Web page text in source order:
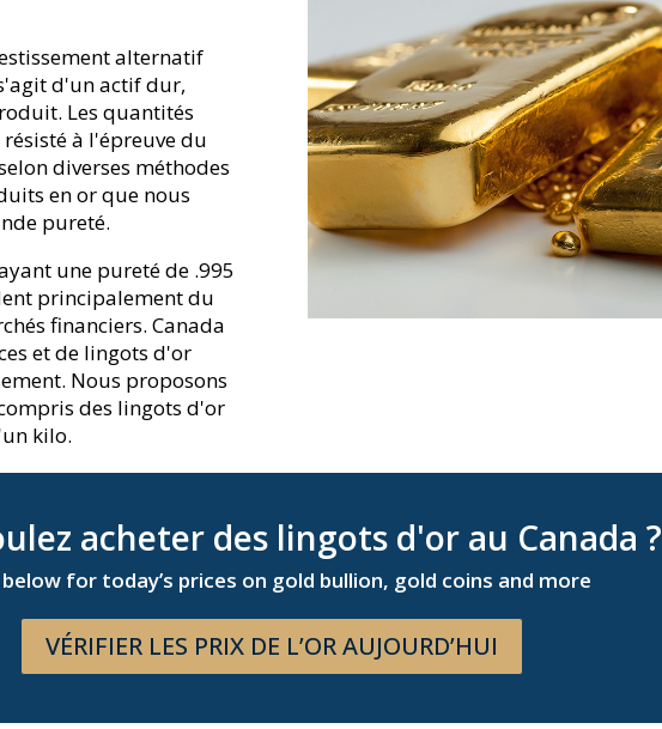
alternatif
d'un actif dur,
Les quantités
à l'épreuve du
diverses méthodes
en or que nous
pureté.
une pureté de .995
principalement du
financiers. Canada
et de lingots d'or
Nous proposons
des lingots d'or
kilo.
acheter des lingots d'or au Canada ?
below for today’s prices on gold bullion, gold coins and more
VÉRIFIER LES PRIX DE L’OR AUJOURD’HUI